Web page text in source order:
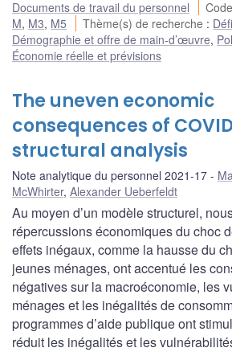
Documents de travail du personnel
M, M3, M5 Thème(s) de recherche :
Démographie et offre de main-d’œuvre,
Économie réelle et prévisions
The uneven economic
consequences of COVID
structural analysis
Note analytique du personnel 2021-17
McWhirter, Alexander Ueberfeldt
Au moyen d’un modèle structurel,
répercussions économiques du choc
effets inégaux, comme la hausse du
jeunes ménages, ont accentué les
négatives sur la macroéconomie, les
ménages et les inégalités de
programmes d’aide publique ont
réduit les inégalités et les